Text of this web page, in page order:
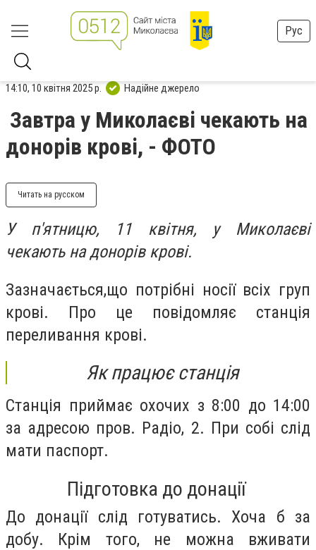
Рус
14:10, 10 квітня 2025 р. Надійне джерело
Завтра у Миколаєві чекають на
донорів крові, - ФОТО
Читать на русском
У п'ятницю, 11 квітня, у Миколаєві
чекають на донорів крові.
Зазначається,що потрібні носії всіх груп
крові. Про це повідомляє станція
переливання крові.
Як працює станція
Станція приймає охочих з 8:00 до 14:00
за адресою пров. Радіо, 2. При собі слід
мати паспорт.
Підготовка до донації
До донації слід готуватись. Хоча б за
добу. Крім того, не можна вживати